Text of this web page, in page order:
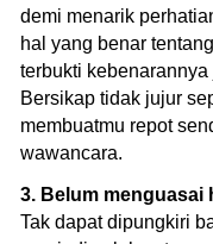
demi menarik
hal yang benar
terbukti
Bersikap tidak jujur
membuatmu repot
wawancara.
3. Belum menguasai
Tak dapat dipungkiri